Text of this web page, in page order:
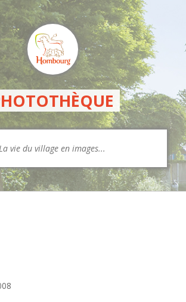
vie du village en images...